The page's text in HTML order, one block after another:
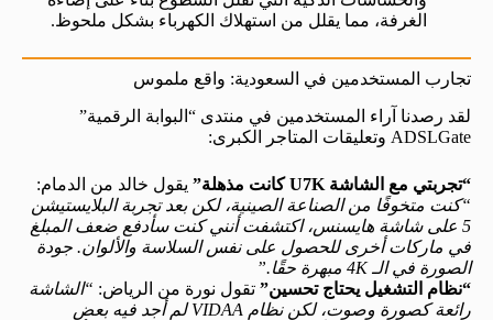
الغرفة، مما يقلل من استهلاك الكهرباء بشكل ملحوظ.
تجارب المستخدمين في السعودية: واقع ملموس
لقد رصدنا آراء المستخدمين في منتدى “البوابة الرقمية”
ADSLGate وتعليقات المتاجر الكبرى:
“تجربتي مع الشاشة U7K كانت مذهلة”
يقول خالد من الدمام:
“كنت متخوفًا من الصناعة الصينية، لكن بعد تجربة البلايستيشن
5 على شاشة هايسنس، اكتشفت أنني كنت سأدفع ضعف المبلغ
في ماركات أخرى للحصول على نفس السلاسة والألوان. جودة
الصورة في الـ 4K مبهرة حقًا.”
“نظام التشغيل يحتاج تحسين” تقول نورة من الرياض: “الشاشة
رائعة كصورة وصوت، لكن نظام VIDAA لم أجد فيه بعض